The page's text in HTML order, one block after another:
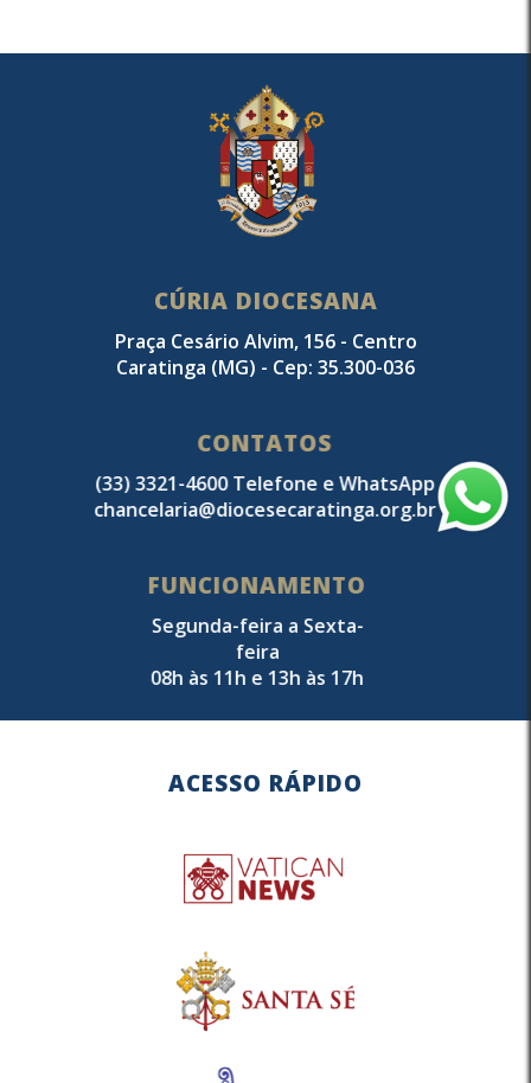
CÚRIA DIOCESANA
Praça Cesário Alvim, 156 - Centro
Caratinga (MG) - Cep: 35.300-036
CONTATOS
(33) 3321-4600 Telefone e WhatsApp
chancelaria@diocesecaratinga.org.br
FUNCIONAMENTO
Segunda-feira a Sexta-
feira
08h às 11h e 13h às 17h
ACESSO RÁPIDO